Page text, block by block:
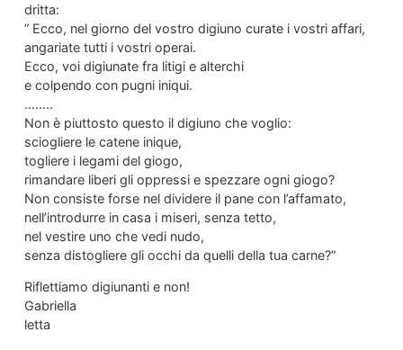
dritta:
” Ecco, nel giorno del vostro digiuno curate i vostri affari,
angariate tutti i vostri operai.
Ecco, voi digiunate fra litigi e alterchi
e colpendo con pugni iniqui.
……..
Non è piuttosto questo il digiuno che voglio:
sciogliere le catene inique,
togliere i legami del giogo,
rimandare liberi gli oppressi e spezzare ogni giogo?
Non consiste forse nel dividere il pane con l’affamato,
nell’introdurre in casa i miseri, senza tetto,
nel vestire uno che vedi nudo,
senza distogliere gli occhi da quelli della tua carne?”
Riflettiamo digiunanti e non!
Gabriella
letta